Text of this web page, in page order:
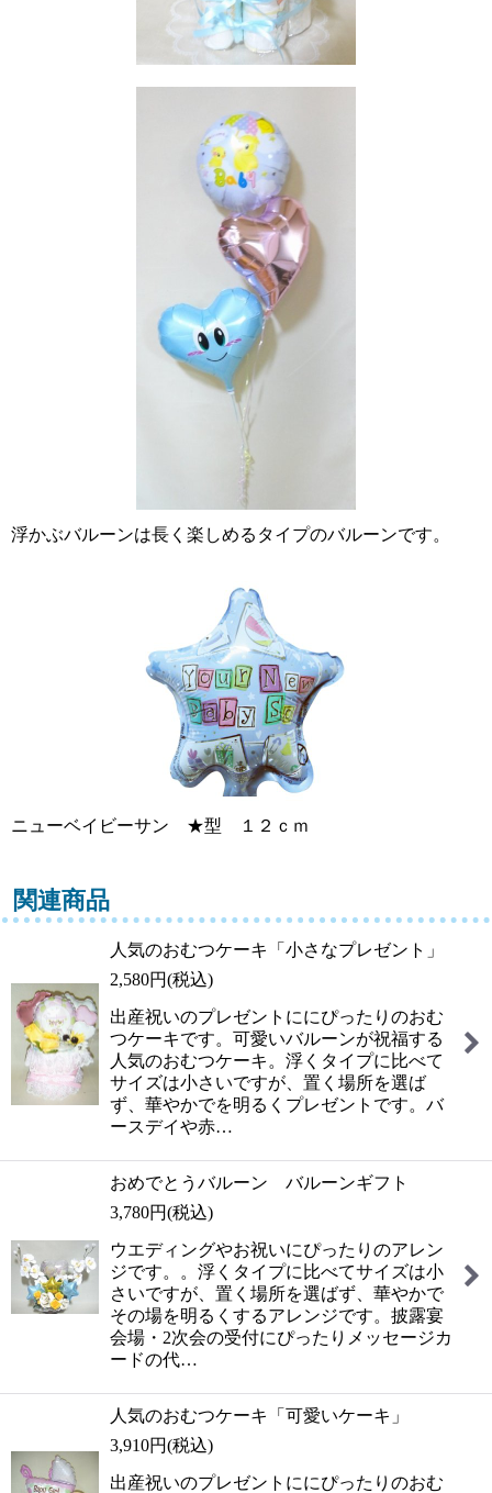
浮かぶバルーンは長く楽しめるタイプのバルーンです。
ニューベイビーサン ★型 １２ｃｍ
関連商品
人気のおむつケーキ「小さなプレゼント」
2,580円(税込)
出産祝いのプレゼントににぴったりのおむ
つケーキです。可愛いバルーンが祝福する
人気のおむつケーキ。浮くタイプに比べて
サイズは小さいですが、置く場所を選ば
ず、華やかでを明るくプレゼントです。バ
ースデイや赤…
おめでとうバルーン バルーンギフト
3,780円(税込)
ウエディングやお祝いにぴったりのアレン
ジです。。浮くタイプに比べてサイズは小
さいですが、置く場所を選ばず、華やかで
その場を明るくするアレンジです。披露宴
会場・2次会の受付にぴったりメッセージカ
ードの代…
人気のおむつケーキ「可愛いケーキ」
3,910円(税込)
出産祝いのプレゼントににぴったりのおむ